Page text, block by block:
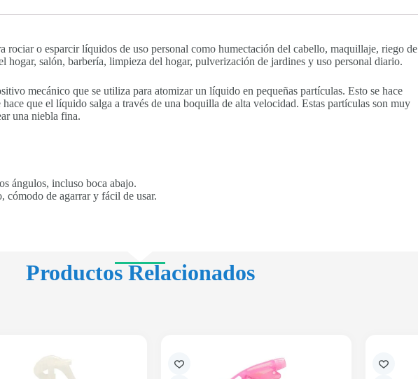
rociar o esparcir líquidos de uso personal como humectación del cabello, maquillaje, riego de
hogar, salón, barbería, limpieza del hogar, pulverización de jardines y uso personal diario.
mecánico que se utiliza para atomizar un líquido en pequeñas partículas. Esto se hace
que el líquido salga a través de una boquilla de alta velocidad. Estas partículas son muy
una niebla fina.
ángulos, incluso boca abajo.
cómodo de agarrar y fácil de usar.
Productos Relacionados